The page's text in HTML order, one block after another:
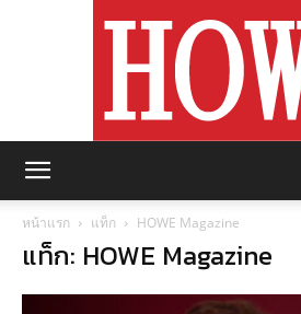
หน้าแรก แท็ก HOWE Magazine
แท็ก: HOWE Magazine